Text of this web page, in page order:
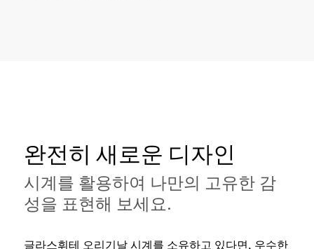
완전히 새로운 디자인
시계를 활용하여 나만의 고유한 감
성을 표현해 보세요.
글라스휘테 오리기날 시계를 소유하고 있다면, 우수한